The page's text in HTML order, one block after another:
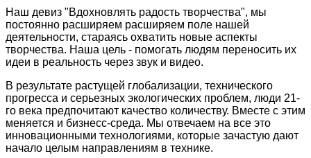
Наш девиз "Вдохновлять радость творчества", мы
постоянно расширяем расширяем поле нашей
деятельности, стараясь охватить новые аспекты
творчества. Наша цель - помогать людям переносить их
идеи в реальность через звук и видео.
В результате растущей глобализации, технического
прогресса и серьезных экологических проблем, люди 21-
го века предпочитают качество количеству. Вместе с этим
меняется и бизнесс-среда. Мы отвечаем на все это
инновационными технологиями, которые зачастую дают
начало целым направлениям в технике.